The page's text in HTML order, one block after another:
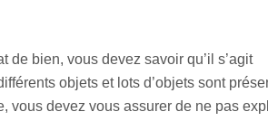
de bien, vous devez savoir qu’il s’agit
objets et lots d’objets sont
vous devez vous assurer de ne pas